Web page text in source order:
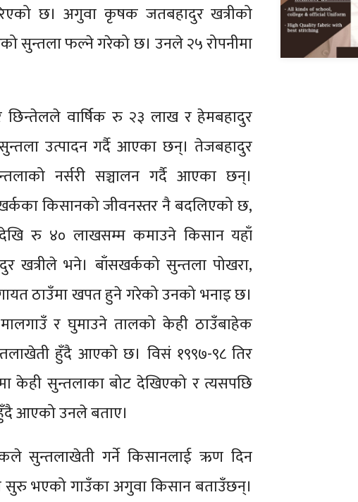
छ। अगुवा कृषक जतबहादुर खत्रीको
सुन्तला फल्ने गरेको छ। उनले २५ रोपनीमा
छिन्तेलले वार्षिक रु २३ लाख र हेमबहादुर
उत्पादन गर्दै आएका छन्। तेजबहादुर
नर्सरी सञ्चालन गर्दै आएका छन्।
किसानको जीवनस्तर नै बदलिएको छ,
रु ४० लाखसम्म कमाउने किसान यहाँ
खत्रीले भने। बाँसखर्कको सुन्तला पोखरा,
ठाउँमा खपत हुने गरेको उनको भनाइ छ।
र घुमाउने तालको केही ठाउँबाहेक
हुँदै आएको छ। विसं १९९७-९८ तिर
केही सुन्तलाका बोट देखिएको र त्यसपछि
आएको उनले बताए।
सुन्तलाखेती गर्ने किसानलाई ऋण दिन
भएको गाउँका अगुवा किसान बताउँछन्।